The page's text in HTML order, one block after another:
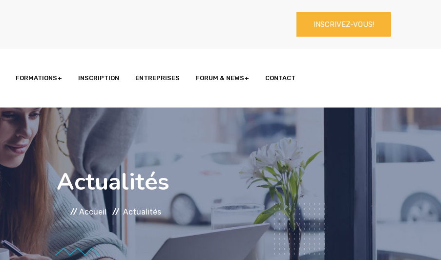
INSCRIVEZ-VOUS!
FORMATIONS INSCRIPTION ENTREPRISES FORUM & NEWS CONTACT
Actualités
Accueil Actualités